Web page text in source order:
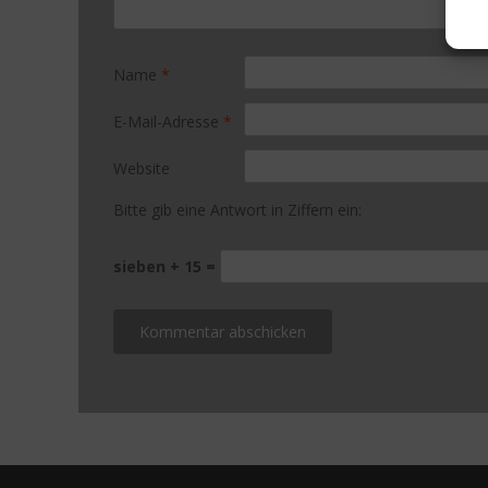
Name *
E-Mail-Adresse *
Website
Bitte gib eine Antwort in Ziffern ein:
sieben + 15 =